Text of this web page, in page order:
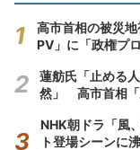
高市首相の被災
PV」に「政権プ
蓮舫氏「止める
然」 高市首相「
NHK朝ドラ「風
ト登場シーンに